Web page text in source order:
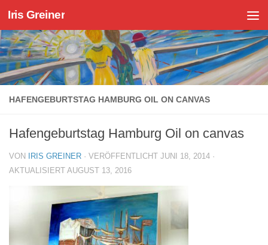
Zum Inhalt springen
Iris Greiner
HAFENGEBURTSTAG HAMBURG OIL ON CANVAS
Hafengeburtstag Hamburg Oil on canvas
VON IRIS GREINER · VERÖFFENTLICHT JUNI 18, 2014 ·
AKTUALISIERT AUGUST 13, 2016